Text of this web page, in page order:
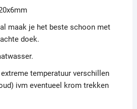
maak je het beste schoon met
doek.
temperatuur verschillen
ivm eventueel krom trekken